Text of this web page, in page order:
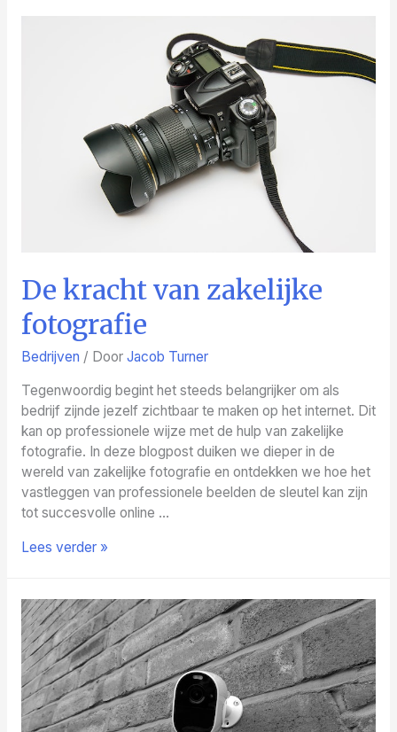
De kracht van zakelijke
fotografie
Bedrijven / Door Jacob Turner
Tegenwoordig begint het steeds belangrijker om als
bedrijf zijnde jezelf zichtbaar te maken op het internet. Dit
kan op professionele wijze met de hulp van zakelijke
fotografie. In deze blogpost duiken we dieper in de
wereld van zakelijke fotografie en ontdekken we hoe het
vastleggen van professionele beelden de sleutel kan zijn
tot succesvolle online …
De
zakelijke
fotografie
Lees verder »